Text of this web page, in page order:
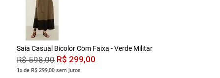
Saia Casual Bicolor Com Faixa - Verde Militar
R$ 598,00 R$ 299,00
1x de R$ 299,00 sem juros